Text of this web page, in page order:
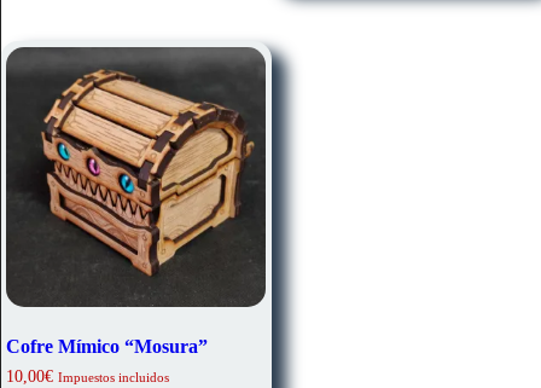
Cofre Mímico “Mosura”
10,00€ Impuestos incluidos